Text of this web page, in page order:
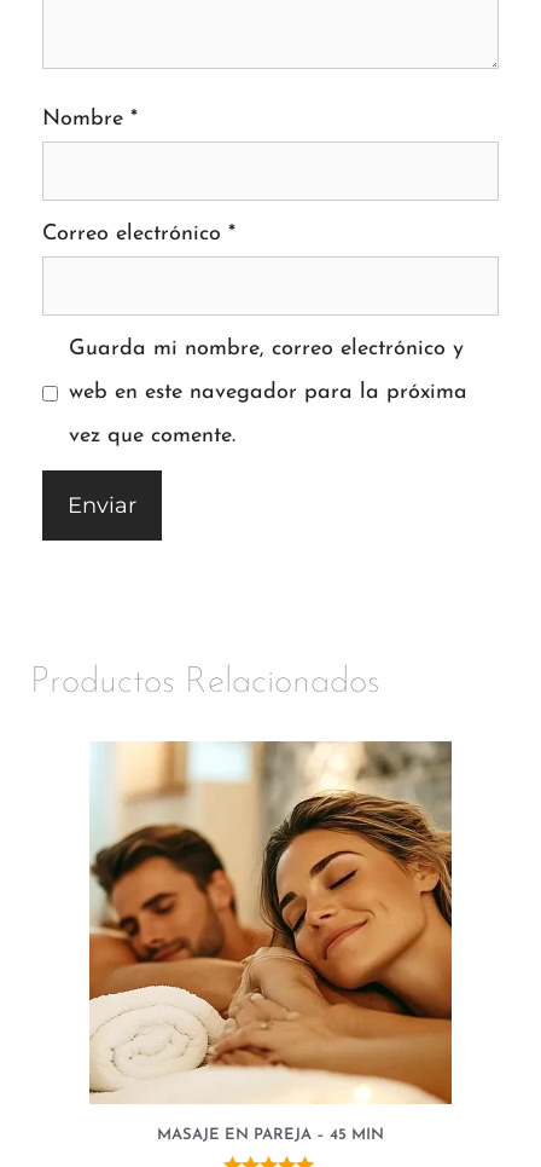
Nombre *
Correo electrónico *
Guarda mi nombre, correo electrónico y
web en este navegador para la próxima
vez que comente.
Productos Relacionados
MASAJE EN PAREJA – 45 MIN